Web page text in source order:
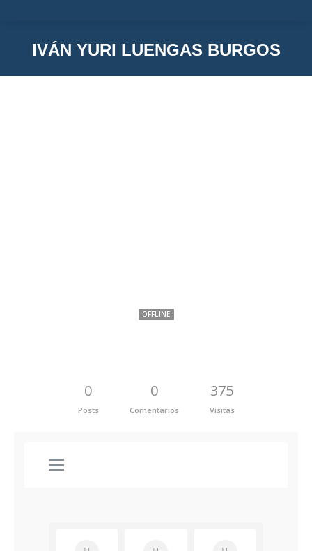
IVÁN YURI LUENGAS BURGOS
OFFLINE
0
Posts
0
Comentarios
375
Visitas